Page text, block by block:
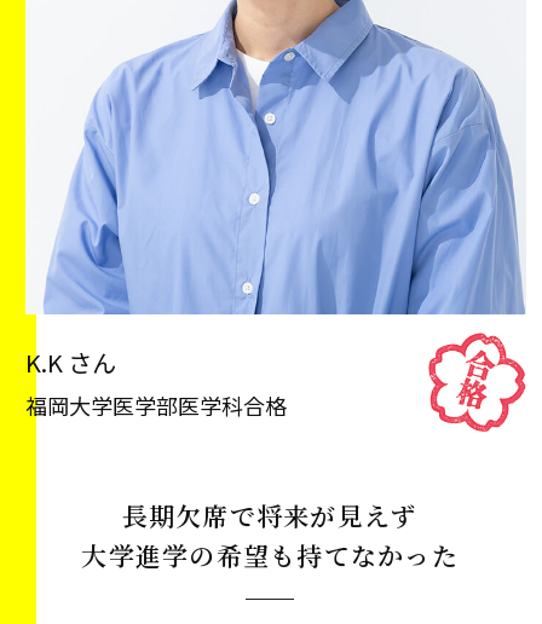
K.K さん
福岡大学医学部医学科合格
長期欠席で将来が見えず
大学進学の希望も持てなかった